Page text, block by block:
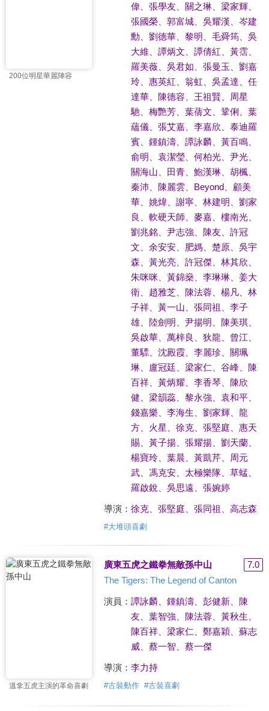
200位明星華麗陣容
偉、 張學友、 關之琳、 梁家輝、
張國榮、 郭富城、 吳耀漢
岑建
勳
劉德華、 黎明 毛舜筠、 吳
大維、 譚炳文 譚倩紅 黃霑、
羅美薇、 吳君如 張曼玉
劉嘉
玲、 惠英紅 翁虹、 吳孟達
任
達華、 陳德容 王祖賢
周星
馳
梅艷芳、 葉蒨文 鞏俐
葉
蘊儀、 張艾嘉、 李嘉欣
泰迪羅
賓、 鍾鎮濤、 譚詠麟、 黃百鳴、
俞明
袁潔瑩、 何柏光、 尹光、
關海山
田青、 鮑漢琳、 胡楓、
秦沛、 陳麗雲、 Beyond、 顧美
華、 姚煒、 謝寧、 林建明
劉家
良
軟硬天師、 麥嘉、 樓南光、
劉兆銘、 尹志強 陳友、 許冠
文
余安安、 肥媽、 楚原、 吳宇
森
黃光亮、 許冠傑、 林其欣
朱咪咪
黃錦燊、 李琳琳、 姜大
衛、 趙雅芝、 陳法蓉、 楊凡、 林
子祥、 黃一山 張同祖
李子
雄、 陸劍明 尹揚明 陳美琪、
吳啟華、 萬梓良 狄龍 曾江
董驃、 沈殿霞、 李麗珍、 關珮
琳、 盧冠廷 梁家仁 谷峰、 陳
百祥、 黃炳耀 李香琴
陳欣
健
梁韻蕊、 黎永強 袁和平、
錢嘉樂
李海生 劉家輝、 龍
方、 火星 徐克、 張堅庭
惠天
賜、 黃子揚、 張耀揚、 劉天蘭、
楊寶玲、 葉晨 黃凱芹、
周元
武、 馮克安、 太極樂隊、 草蜢、
羅啟銳
吳思遠 張婉婷
導演： 徐克、 張堅庭 張同祖 高志森
#大堆頭喜劇
溫拿五虎主演的革命喜劇
廣東五虎之鐵拳無敵孫中山
7.0
The Tigers: The Legend of Canton
演員： 譚詠麟、 鍾鎮濤、 彭健新、 陳
友、 葉智強 陳法蓉、 黃秋生
陳百祥、 梁家仁 鄭嘉穎
蘇志
威、 蔡一智 蔡一傑
導演： 李力持
#古裝動作 #古裝喜劇